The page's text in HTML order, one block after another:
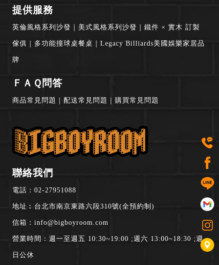
提供服務
英倫風格系列沙發 美式風格系列沙發 鐵件 × 實木 訂製
傢俱 多功能撞球桌餐桌 Legacy Billiards美國娛樂家居品
牌
ＦＡＱ問答
商品常見問題 配送常見問題 購買常見問題
聯絡我們
電話： 02-27951088
地址︰台北市南京東路六段310號(全預約制)
信箱： info@bigboyroom.com
營業時間：週一至週五 10:30~19:00 ;週六 13:00~18:30 ;週
日公休